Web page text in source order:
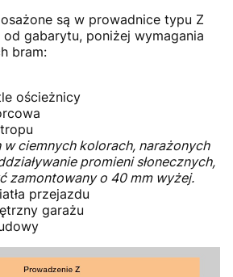
są w prowadnice typu Z
gabarytu, poniżej wymagania
bram:
ościeżnicy
w ciemnych kolorach, narażonych
promieni słonecznych,
zamontowany o 40 mm wyżej.
przejazdu
garażu